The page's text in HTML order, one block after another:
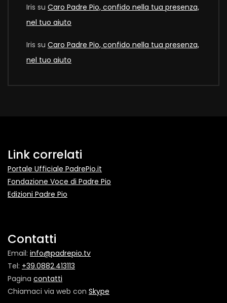
Iris su Caro Padre Pio, confido nella tua presenza,
nel tuo aiuto
Iris su Caro Padre Pio, confido nella tua presenza,
nel tuo aiuto
Link correlati
Portale Ufficiale PadrePio.it
Fondazione Voce di Padre Pio
Edizioni Padre Pio
Contatti
Email: info@padrepio.tv
Tel: +39.0882.413113
Pagina contatti
Chiamaci via web con Skype